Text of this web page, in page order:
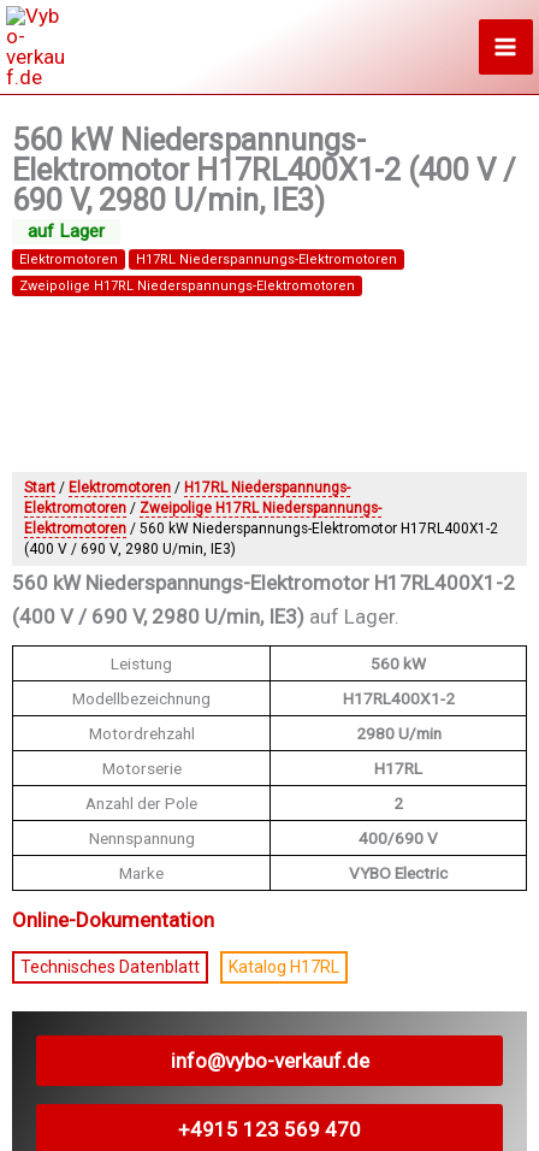
Zum
Inhalt
springen
560 kW Niederspannungs-
Elektromotor H17RL400X1-2 (400 V /
690 V, 2980 U/min, IE3)
Elektromotoren
H17RL Niederspannungs-Elektromotoren
Zweipolige H17RL Niederspannungs-Elektromotoren
Start / Elektromotoren / H17RL Niederspannungs-
Elektromotoren / Zweipolige H17RL Niederspannungs-
Elektromotoren / 560 kW Niederspannungs-Elektromotor H17RL400X1-2
(400 V / 690 V, 2980 U/min, IE3)
560 kW Niederspannungs-Elektromotor H17RL400X1-2
(400 V / 690 V, 2980 U/min, IE3) auf Lager.
Leistung
560 kW
Modellbezeichnung
H17RL400X1-2
Motordrehzahl
2980 U/min
Motorserie
H17RL
Anzahl der Pole
2
Nennspannung
400/690 V
Marke
VYBO Electric
Online-Dokumentation
Technisches Datenblatt Katalog H17RL
info@vybo-verkauf.de
+4915 123 569 470